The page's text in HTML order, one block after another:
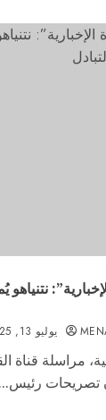
نتنياهو
يوليو 13, 2025
مراسلة قناة
تصريحات رئيس...